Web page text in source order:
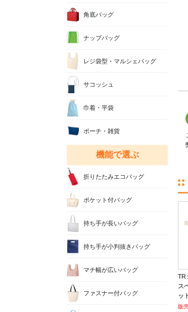
ス
ッ
販
角底バッグ
ナップバッグ
レジ袋型・マルシェバッグ
サコッシュ
巾着・平袋
ポーチ・雑貨
機能で選ぶ
折りたたみエコバッグ
ポケット付バッグ
持ち手が長いバッグ
持ち手が小判抜きバッグ
マチ幅が広いバッグ
ファスナー付バッグ